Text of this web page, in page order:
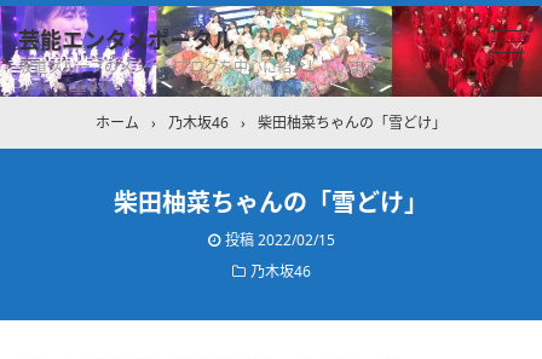
芸能エンタメポータル
坂道グループのメンバーブログを中心に紹介しています
ホーム › 乃木坂46 › 柴田柚菜ちゃんの「雪どけ」
柴田柚菜ちゃんの「雪どけ」
投稿2022/02/15
乃木坂46